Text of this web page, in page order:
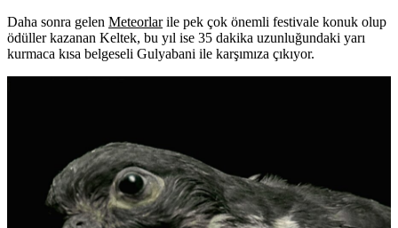
Daha sonra gelen Meteorlarile pek çok önemli festivale konuk olup
ödüller kazanan Keltek, bu yıl ise 35 dakika uzunluğundaki yarı
kurmaca kısa belgeseli Gulyabani ile karşımıza çıkıyor.